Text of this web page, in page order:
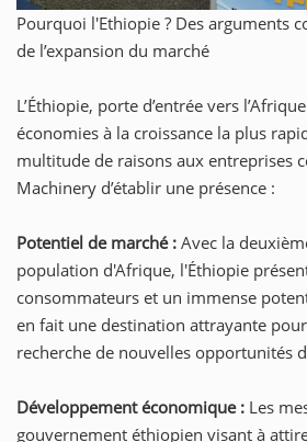
Pourquoi l'Ethiopie ? Des arguments
de l’expansion du marché
L’Éthiopie, porte d’entrée vers
économies à la croissance la plus
multitude de raisons aux entreprises
Machinery d’établir une présence :
Potentiel de marché : Avec la
population d'Afrique, l'Éthiopie
consommateurs et un immense
en fait une destination attrayante
recherche de nouvelles opportunités
Développement économique : Les
gouvernement éthiopien visant à